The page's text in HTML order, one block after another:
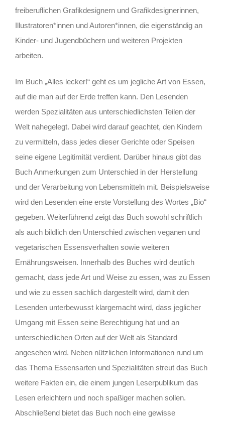
freiberuflichen Grafikdesignern und Grafikdesignerinnen,
Illustratoren*innen und Autoren*innen, die eigenständig an
Kinder- und Jugendbüchern und weiteren Projekten
arbeiten.
Im Buch „Alles lecker!“ geht es um jegliche Art von Essen,
auf die man auf der Erde treffen kann. Den Lesenden
werden Spezialitäten aus unterschiedlichsten Teilen der
Welt nahegelegt. Dabei wird darauf geachtet, den Kindern
zu vermitteln, dass jedes dieser Gerichte oder Speisen
seine eigene Legitimität verdient. Darüber hinaus gibt das
Buch Anmerkungen zum Unterschied in der Herstellung
und der Verarbeitung von Lebensmitteln mit. Beispielsweise
wird den Lesenden eine erste Vorstellung des Wortes „Bio“
gegeben. Weiterführend zeigt das Buch sowohl schriftlich
als auch bildlich den Unterschied zwischen veganen und
vegetarischen Essensverhalten sowie weiteren
Ernährungsweisen. Innerhalb des Buches wird deutlich
gemacht, dass jede Art und Weise zu essen, was zu Essen
und wie zu essen sachlich dargestellt wird, damit den
Lesenden unterbewusst klargemacht wird, dass jeglicher
Umgang mit Essen seine Berechtigung hat und an
unterschiedlichen Orten auf der Welt als Standard
angesehen wird. Neben nützlichen Informationen rund um
das Thema Essensarten und Spezialitäten streut das Buch
weitere Fakten ein, die einem jungen Leserpublikum das
Lesen erleichtern und noch spaßiger machen sollen.
Abschließend bietet das Buch noch eine gewisse